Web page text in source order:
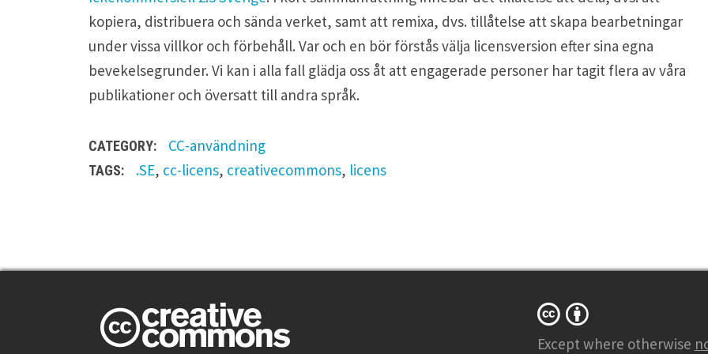
kopiera, distribuera och sända verket, samt att remixa, dvs. tillåtelse att skapa bearbetningar
under vissa villkor och förbehåll. Var och en bör förstås välja licensversion efter sina egna
bevekelsegrunder. Vi kan i alla fall glädja oss åt att engagerade personer har tagit flera av våra
publikationer och översatt till andra språk.
CATEGORY: CC-användning
TAGS: .SE, cc-licens, creativecommons, licens
Except where otherwise